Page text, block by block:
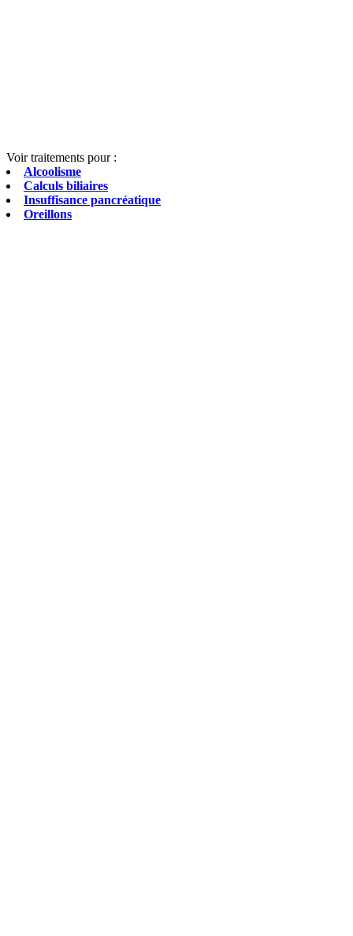
Voir traitements pour :
Alcoolisme
Calculs biliaires
Insuffisance pancréatique
Oreillons